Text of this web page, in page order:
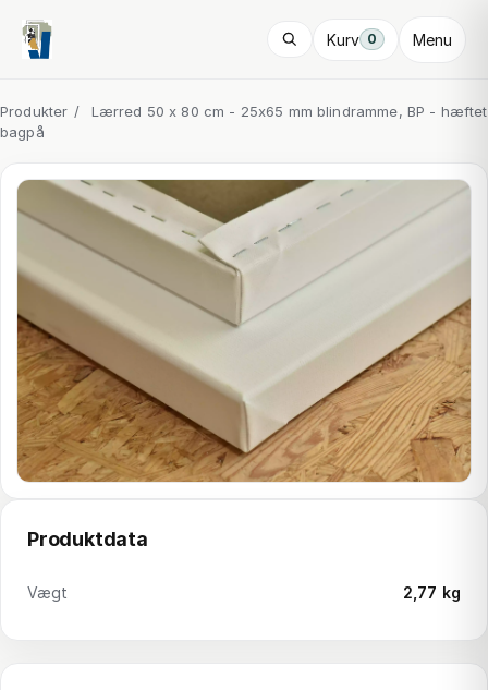
Kurv 0 Menu
Produkter /
Lærred 50 x 80 cm - 25x65 mm blindramme, BP - hæftet
bagpå
Produktdata
Vægt 2,77 kg